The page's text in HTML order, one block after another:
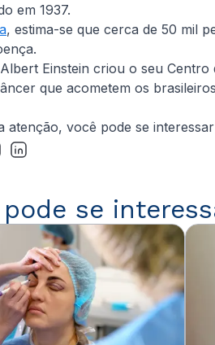
em 1937.
, estima-se que cerca de 50 mil
Einstein criou o seu
que acometem os
atenção, você pode se
se